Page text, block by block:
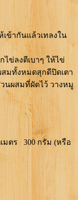
ข้ากันแล้วเทลงใน
ข่ลงตีเบาๆ ให้ไข่
มทั้งหมดสุกดีปิดเตา
นผสมที่ผัดไว้ วางหมู
มตร 300 กรัม (หรือ